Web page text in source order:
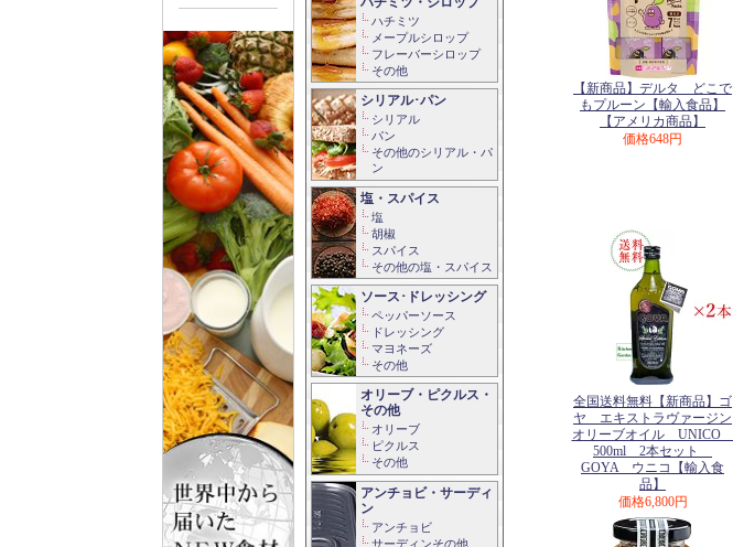
【新商品】デルタ どこで
もプルーン【輸入食品】
【アメリカ商品】
価格648円
全国送料無料【新商品】ゴ
ヤ エキストラヴァージン
オリーブオイル UNICO
500ml 2本セット
GOYA ウニコ【輸入食
品】
価格6,800円